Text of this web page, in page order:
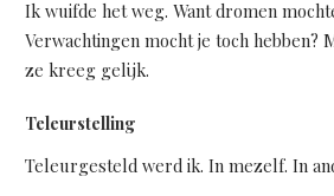
Ik wuifde het weg. Want dromen
Verwachtingen mocht je toch
ze kreeg gelijk.
Teleurstelling
Teleurgesteld werd ik. In mezelf. In